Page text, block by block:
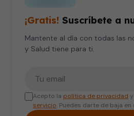
¡Gratis! Suscríbete a
Mantente al día con todas las
y Salud tiene para ti.
Acepto la política de privacidad
servicio. Puedes darte de baja